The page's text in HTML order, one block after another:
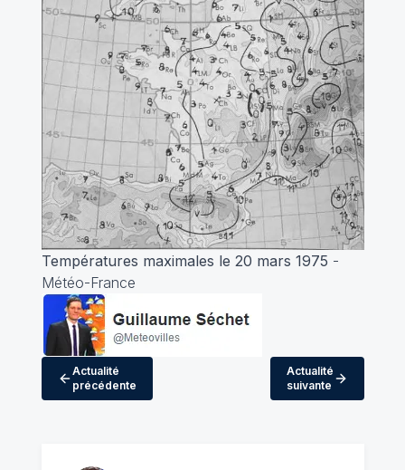
Températures maximales le 20 mars 1975 -
Météo-France
Actualité
précédente
Actualité
suivante